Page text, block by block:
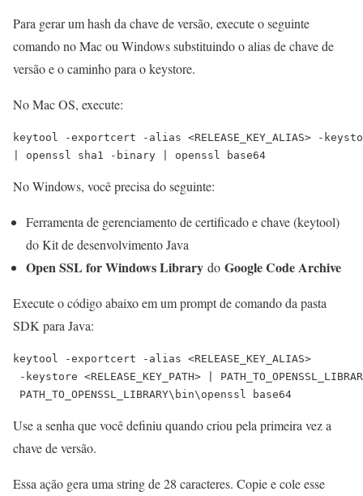
Para gerar um hash da chave de versão, execute o seguinte
comando no Mac ou Windows substituindo o alias de chave de
versão e o caminho para o keystore.
No Mac OS, execute:
keytool -exportcert -alias <RELEASE_KEY_ALIAS> -keystore
No Windows, você precisa do seguinte:
Ferramenta de gerenciamento de certificado e chave (keytool)
do Kit de desenvolvimento Java
Open SSL for Windows Library do Google Code Archive
Execute o código abaixo em um prompt de comando da pasta
SDK para Java:
keytool -exportcert -alias <RELEASE_KEY_ALIAS>
-keystore <RELEASE_KEY_PATH> |
PATH_TO_OPENSSL_LIBRARY\bin\openssl base64
Use a senha que você definiu quando criou pela primeira vez a
chave de versão.
Essa ação gera uma string de 28 caracteres. Copie e cole esse